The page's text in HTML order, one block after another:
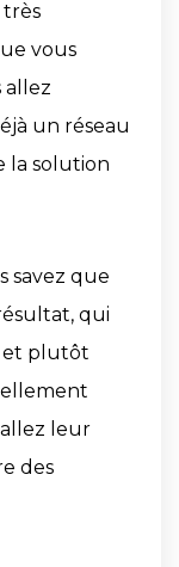
très
vous
allez
un réseau
la solution
savez que
qui
et plutôt
leur
des